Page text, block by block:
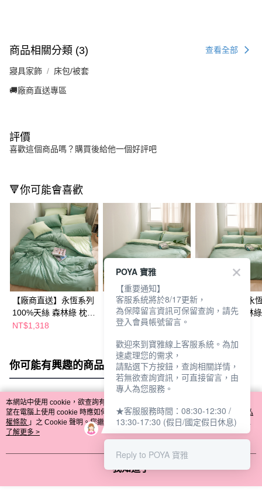
商品相關分類 (3) 查看全部
寢具家飾 床包/被套
🚚廠商直送專區
評價
喜歡這個商品嗎？購買後給他一個好評吧
🔻你可能會喜歡
【廠商直送】永恆系列
100%天絲 森林綠 枕套
床包組-單人
NT$1,318
【廠商直送】永恆系列
100%天絲 森林綠 被套
床包組-特大
NT$3,893
【廠商直送】永
100%天絲 森林
你可能有興趣的商品 全站排行
熱門標籤
本網站中使用 cookie，欲查詢有關本網站使用 cookie 方式之詳情，及若您不希
望在電腦上使用 cookie 時應如何變更電腦的 cookie 設定，請參閱本網站「
隱私
權條款 」之 Cookie 聲明。您繼續使用本網站即表示您同意本公司得按本網站使
用條款之 Cookie 聲明使用 cookie。
了解更多 >
我知道了
POYA 寶雅
【重要通知】
客服系統將於8/17更新，
為保障留言資訊可保留查詢，請先
登入會員帳號留言。
歡迎來到寶雅線上客服系統。為加
速處理您的需求，
請點選下方按鈕，查詢相關詳情，
若無欲查詢資訊，可直接留言，由
專人為您服務。
★客服服務時間：08:30-12:30 /
13:30-17:30 (假日/國定假日休息)
Reply to POYA 寶雅